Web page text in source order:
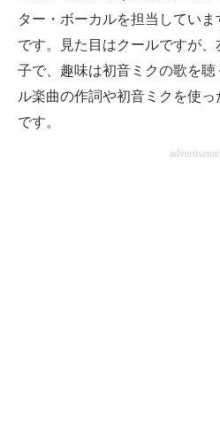
ター・ボーカルを担当してい
です。見た目はクールですが
子で、趣味は初音ミクの歌を
ル楽曲の作詞や初音ミクを使
です。